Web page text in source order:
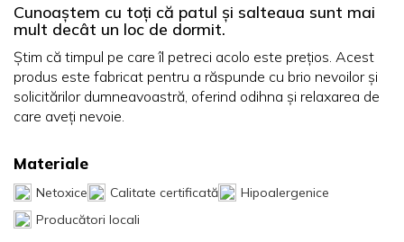
Cunoaștem cu toți că patul și salteaua sunt mai
mult decât un loc de dormit.
Știm că timpul pe care îl petreci acolo este prețios. Acest
produs este fabricat pentru a răspunde cu brio nevoilor și
solicitărilor dumneavoastră, oferind odihna și relaxarea de
care aveți nevoie.
Materiale
Netoxice Calitate certificată
Hipoalergenice
Producători locali